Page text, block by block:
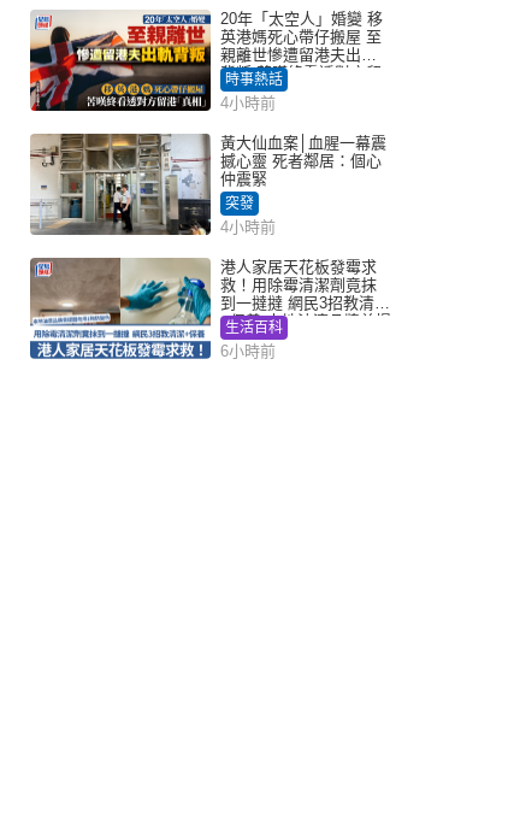
20年「太空人」婚變 移
英港媽死心帶仔搬屋 至
親離世慘遭留港夫出軌
背叛 苦嘆終看透對方留
港「真相」｜Juicy叮
時事熱話
4小時前
黃大仙血案│血腥一幕震
撼心靈 死者鄰居：個心
仲震緊
突發
4小時前
港人家居天花板發霉求
救！用除霉清潔劑竟抹
到一撻撻 網民3招教清潔
+保養 本地油漆品牌曾提
醒勿用1物防變色
生活百科
6小時前